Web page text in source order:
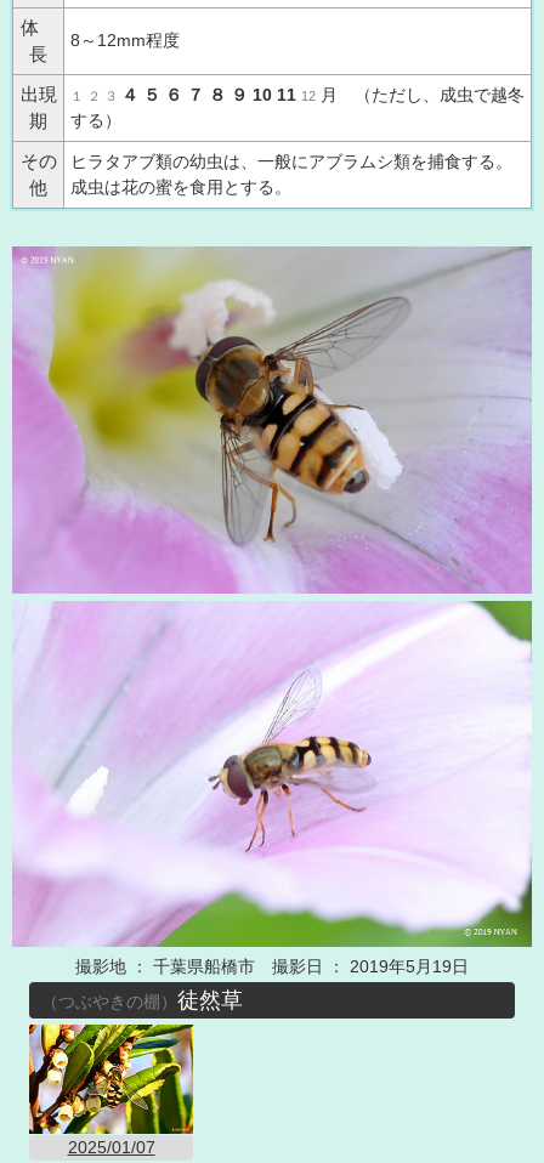
体
長
8～12mm程度
出現
期
１ ２ ３ ４ ５ ６ ７ ８ ９ 10 11 12 月 （ただし、成虫で越冬
する）
その
他
ヒラタアブ類の幼虫は、一般にアブラムシ類を捕食する。
成虫は花の蜜を食用とする。
撮影地 ： 千葉県船橋市 撮影日 ： 2019年5月19日
（つぶやきの棚） 徒然草
2025/01/07